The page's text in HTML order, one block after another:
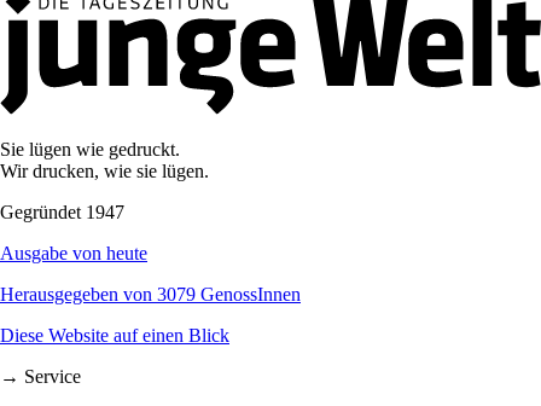
Sie lügen wie gedruckt.
Wir drucken, wie sie lügen.
Gegründet 1947
Ausgabe von heute
Herausgegeben von 3079 GenossInnen
Diese Website auf einen Blick
→ Service